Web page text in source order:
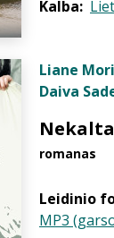
Kalba:
Liane
Daiva
romanas
Leidinio
MP3